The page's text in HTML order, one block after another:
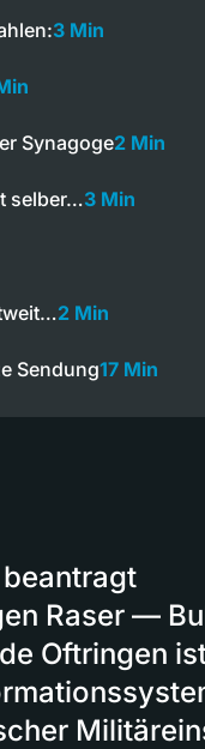
3 Min
Synagoge2 Min
selber…3 Min
2 Min
Sendung17 Min
Raser —
Oftringen